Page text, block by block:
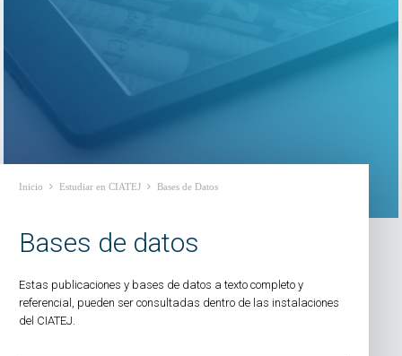
Inicio Estudiar en CIATEJ Bases de Datos
Bases de datos
Estas publicaciones y bases de datos a texto completo y
referencial, pueden ser consultadas dentro de las instalaciones
del CIATEJ.